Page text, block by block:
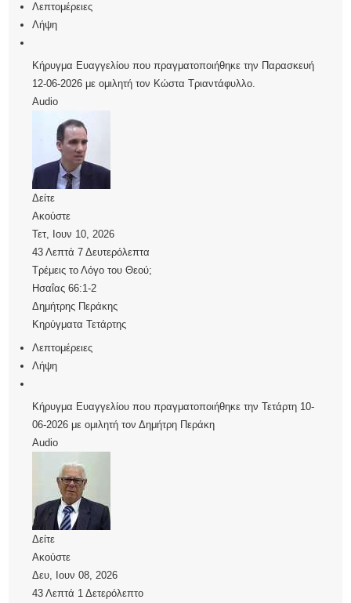
Λεπτομέρειες
Λήψη
Κήρυγμα Ευαγγελίου που πραγματοποιήθηκε την Παρασκευή
12-06-2026 με ομιλητή τον Κώστα Τριαντάφυλλο.
Audio
Δείτε
Ακούστε
Τετ, Ιουν 10, 2026
43 Λεπτά 7 Δευτερόλεπτα
Τρέμεις το Λόγο του Θεού;
Ησαΐας 66:1-2
Δημήτρης Περάκης
Κηρύγματα Τετάρτης
Λεπτομέρειες
Λήψη
Κήρυγμα Ευαγγελίου που πραγματοποιήθηκε την Τετάρτη 10-
06-2026 με ομιλητή τον Δημήτρη Περάκη
Audio
Δείτε
Ακούστε
Δευ, Ιουν 08, 2026
43 Λεπτά 1 Δετερόλεπτο